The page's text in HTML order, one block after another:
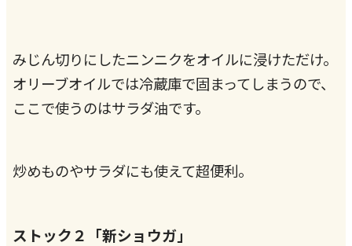
みじん切りにしたニンニクをオイルに浸けただけ。
オリーブオイルでは冷蔵庫で固まってしまうので、
ここで使うのはサラダ油です。
炒めものやサラダにも使えて超便利。
ストック２「新ショウガ」